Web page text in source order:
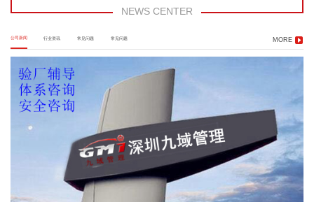
NEWS CENTER
公司新闻 行业资讯 常见问题 常见问题 MORE